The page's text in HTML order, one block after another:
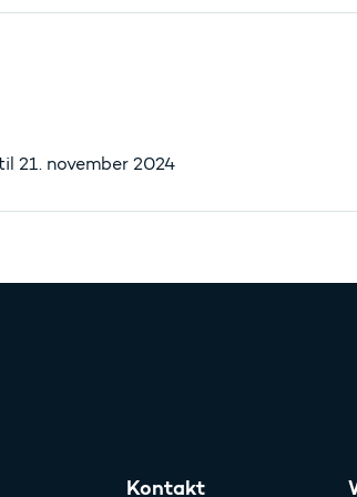
21. november 2024
Kontakt